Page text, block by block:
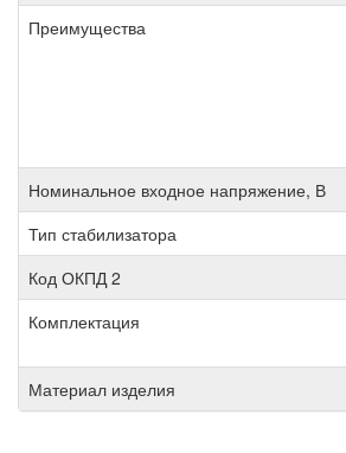
Преимущества
Номинальное входное напряжение, В
Тип стабилизатора
Код ОКПД 2
Комплектация
Материал изделия